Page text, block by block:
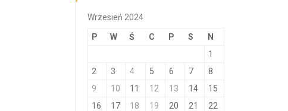
Wrzesień 2024
P W Ś C P S N
1
2
3 4 5 6 7
8
9
10 11 12 13 14
15
16
17 18 19 20 21
22